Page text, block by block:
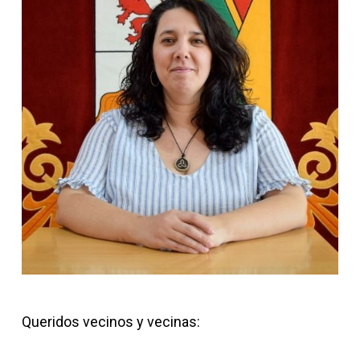
Queridos vecinos y vecinas: